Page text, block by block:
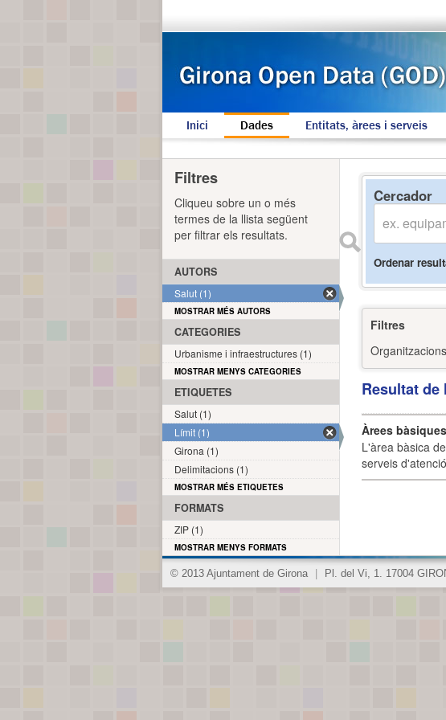
Inici Dades Entitats, àrees i serveis
Cercador
Ordenar
Filtres
Resultat de
Àrees
L'àrea bàsica
serveis
Filtres
Cliqueu sobre un o més
termes de la llista següent
per filtrar els resultats.
AUTORS
Salut (1)
MOSTRAR MÉS AUTORS
CATEGORIES
Urbanisme i infraestructures (1)
MOSTRAR MENYS CATEGORIES
ETIQUETES
Salut (1)
Límit (1)
Girona (1)
Delimitacions (1)
MOSTRAR MÉS ETIQUETES
FORMATS
ZIP (1)
MOSTRAR MENYS FORMATS
© 2013 Ajuntament de Girona Pl. del Vi, 1. 17004